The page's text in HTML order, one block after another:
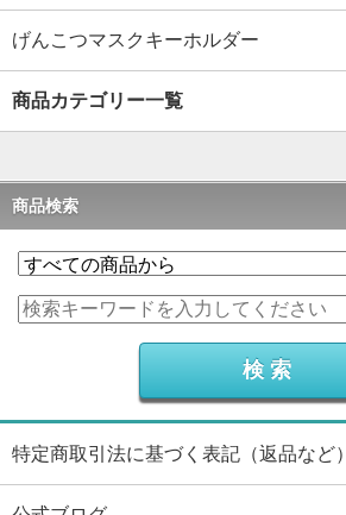
げんこつマスクキーホルダー
商品カテゴリー一覧
商品検索
特定商取引法に基づく表記（返品など）